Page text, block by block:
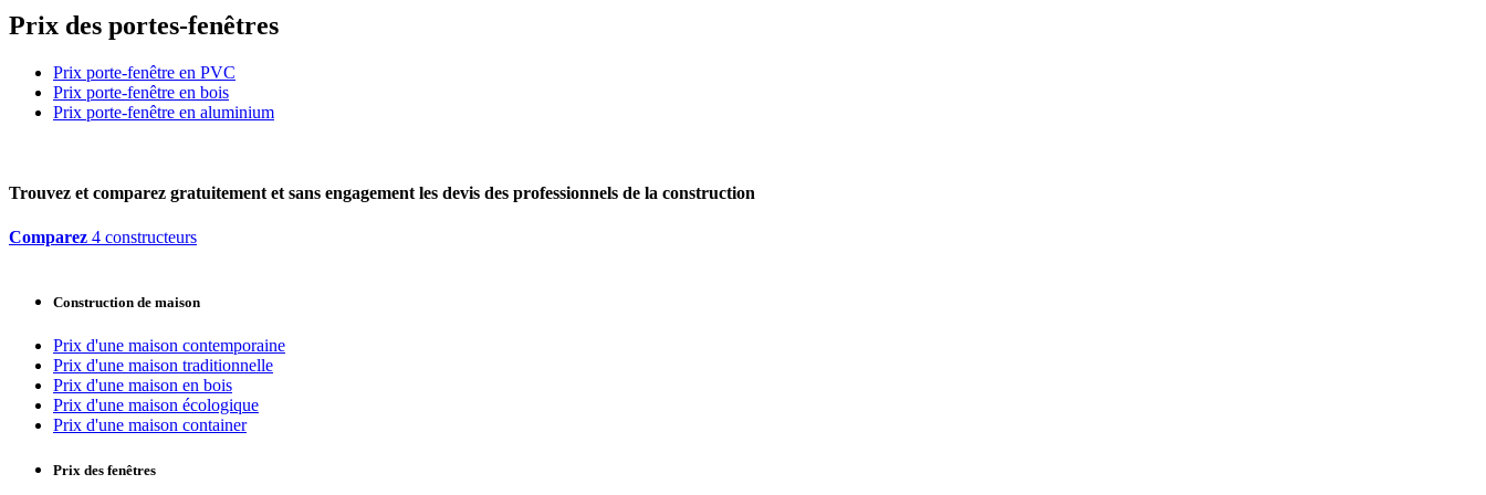
Prix des portes-fenêtres
Prix porte-fenêtre en PVC
Prix porte-fenêtre en bois
Prix porte-fenêtre en aluminium
Trouvez et comparez gratuitement et sans engagement les devis des professionnels de la construction
Comparez 4 constructeurs
Construction de maison
Prix d'une maison contemporaine
Prix d'une maison traditionnelle
Prix d'une maison en bois
Prix d'une maison écologique
Prix d'une maison container
Prix des fenêtres